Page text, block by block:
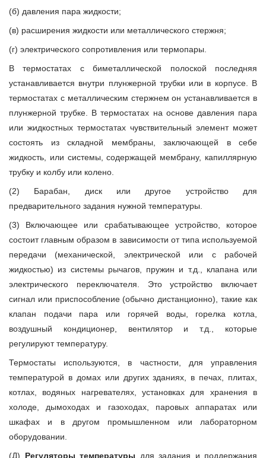
(б) давления пара жидкости;
(в) расширения жидкости или металлического стержня;
(г) электрического сопротивления или термопары.
В термостатах с биметаллической полоской последняя
устанавливается внутри плунжерной трубки или в корпусе. В
термостатах с металлическим стержнем он устанавливается в
плунжерной трубке. В термостатах на основе давления пара
или жидкостных термостатах чувствительный элемент может
состоять из складной мембраны, заключающей в себе
жидкость, или системы, содержащей мембрану, капиллярную
трубку и колбу или колено.
(2) Барабан, диск или другое устройство для
предварительного задания нужной температуры.
(3) Включающее или срабатывающее устройство, которое
состоит главным образом в зависимости от типа используемой
передачи (механической, электрической или с рабочей
жидкостью) из системы рычагов, пружин и т.д., клапана или
электрического переключателя. Это устройство включает
сигнал или приспособление (обычно дистанционно), такие как
клапан подачи пара или горячей воды, горелка котла,
воздушный кондиционер, вентилятор и т.д., которые
регулируют температуру.
Термостаты используются, в частности, для управления
температурой в домах или других зданиях, в печах, плитах,
котлах, водяных нагревателях, установках для хранения в
холоде, дымоходах и газоходах, паровых аппаратах или
шкафах и в другом промышленном или лабораторном
оборудовании.
(Д) Регуляторы температуры для задания и поддержания